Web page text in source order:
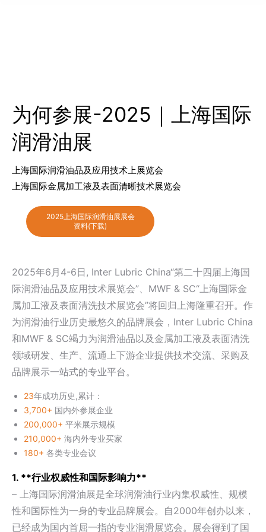
为何参展-2025｜上海国际
润滑油展
上海国际润滑油品及应用技术上展览会
上海国际金属加工液及表面清晰技术展览会
2025上海国际润滑油展展会
资料(下载)
2025年6月4-6日, Inter Lubric China“第二十四届上海国
际润滑油品及应用技术展览会”、MWF & SC“上海国际金
属加工液及表面清洗技术展览会”将回归上海隆重召开。作
为润滑油行业历史最悠久的品牌展会，Inter Lubric China
和MWF & SC竭力为润滑油品以及金属加工液及表面清洗
领域研发、生产、流通上下游企业提供技术交流、采购及
品牌展示一站式的专业平台。
23年成功历史,累计：
3,700+ 国内外参展企业
200,000+ 平米展示规模
210,000+ 海内外专业买家
180+ 各类专业会议
1. **行业权威性和国际影响力**
– 上海国际润滑油展是全球润滑油行业内集权威性、规模
性和国际性为一身的专业品牌展会。自2000年创办以来，
已经成为国内首屈一指的专业润滑展览会。展会得到了国